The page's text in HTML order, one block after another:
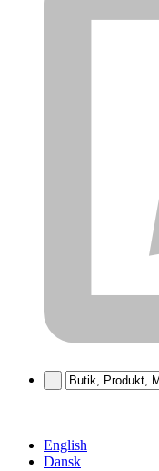
English
Dansk